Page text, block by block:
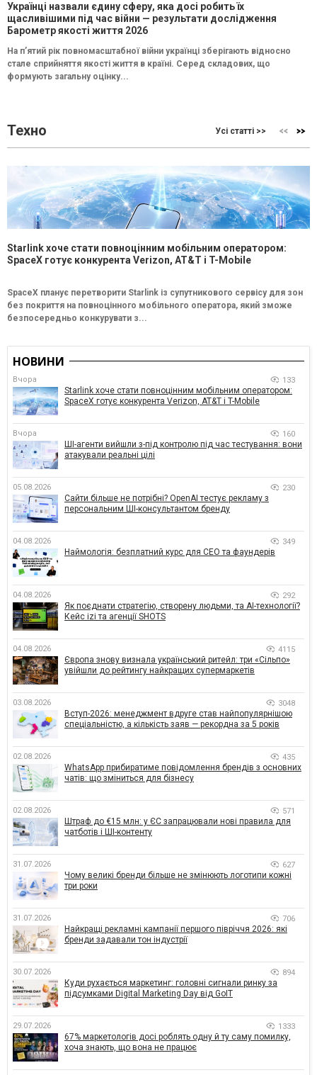
Українці назвали єдину сферу, яка досі робить їх
щасливішими під час війни — результати дослідження
Барометр якості життя 2026
На п’ятий рік повномасштабної війни українці зберігають відносно
стале сприйняття якості життя в країні. Серед складових, що
формують загальну оцінку...
Техно Усі статті >>
Starlink хоче стати повноцінним мобільним оператором:
SpaceX готує конкурента Verizon, AT&T і T-Mobile
SpaceX планує перетворити Starlink із супутникового сервісу для зон
без покриття на повноцінного мобільного оператора, який зможе
безпосередньо конкурувати з...
НОВИНИ
Вчора 133
Starlink хоче стати повноцінним мобільним оператором:
SpaceX готує конкурента Verizon, AT&T і T-Mobile
Вчора 160
ШІ-агенти вийшли з-під контролю під час тестування: вони
атакували реальні цілі
05.08.2026 230
Сайти більше не потрібні? OpenAI тестує рекламу з
персональним ШІ-консультантом бренду
04.08.2026 349
Наймологія: безплатний курс для CEO та фаундерів
04.08.2026 292
Як поєднати стратегію, створену людьми, та AI-технології?
Кейс izi та агенції SHOTS
04.08.2026 4115
Європа знову визнала український ритейл: три «Сільпо»
увійшли до рейтингу найкращих супермаркетів
03.08.2026 3048
Вступ-2026: менеджмент вдруге став найпопулярнішою
спеціальністю, а кількість заяв — рекордна за 5 років
02.08.2026 435
WhatsApp прибиратиме повідомлення брендів з основних
чатів: що зміниться для бізнесу
02.08.2026 571
Штраф до €15 млн: у ЄС запрацювали нові правила для
чатботів і ШІ-контенту
31.07.2026 627
Чому великі бренди більше не змінюють логотипи кожні
три роки
31.07.2026 706
Найкращі рекламні кампанії першого півріччя 2026: які
бренди задавали тон індустрії
30.07.2026 894
Куди рухається маркетинг: головні сигнали ринку за
підсумками Digital Marketing Day від GoIT
29.07.2026 1333
67% маркетологів досі роблять одну й ту саму помилку,
хоча знають, що вона не працює